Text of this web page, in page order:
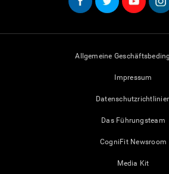
Allgemeine
Impressum
Das Führungsteam
CogniFit Newsroom
Media Kit